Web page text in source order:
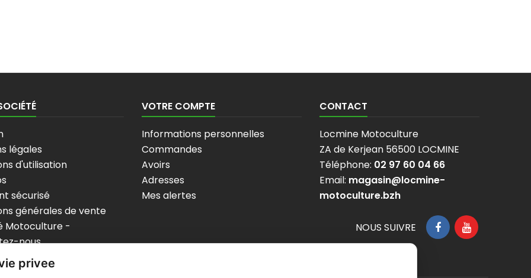
légales
d'utilisation
sécurisé
générales de vente
Motoculture -
nous
VOTRE COMPTE
Informations personnelles
Commandes
Avoirs
Adresses
Mes alertes
CONTACT
Locmine Motoculture
ZA de Kerjean 56500 LOCMINE
Téléphone: 02 97 60 04 66
Email: magasin@locmine-
motoculture.bzh
NOUS SUIVRE
privee